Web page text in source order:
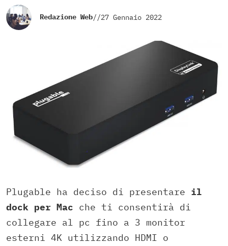
Redazione Web//27 Gennaio 2022
Plugable ha deciso di presentare il
dock per Mac che ti consentirà di
collegare al pc fino a 3 monitor
esterni 4K utilizzando HDMI o